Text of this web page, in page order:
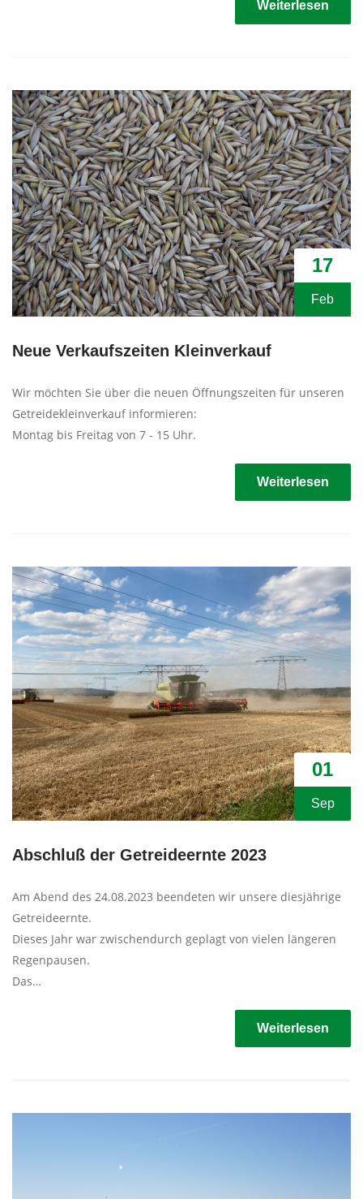
Weiterlesen
17
Feb
Neue Verkaufszeiten Kleinverkauf
Wir möchten Sie über die neuen Öffnungszeiten für unseren
Getreidekleinverkauf informieren:
Montag bis Freitag von 7 - 15 Uhr.
Weiterlesen
01
Sep
Abschluß der Getreideernte 2023
Am Abend des 24.08.2023 beendeten wir unsere diesjährige
Getreideernte.
Dieses Jahr war zwischendurch geplagt von vielen längeren
Regenpausen.
Das…
Weiterlesen